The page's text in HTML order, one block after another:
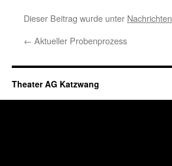
Dieser Beitrag wurde unter Nachrichten
← Aktueller Probenprozess
Theater AG Katzwang